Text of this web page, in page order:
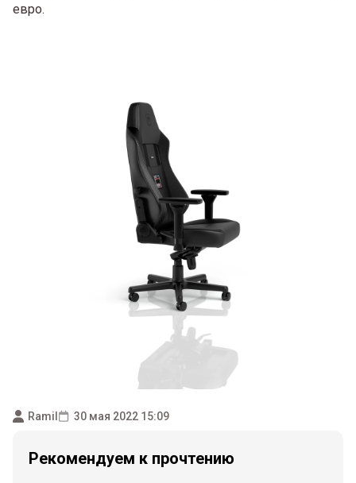
евро.
Ramil 30 мая 2022 15:09
Рекомендуем к прочтению